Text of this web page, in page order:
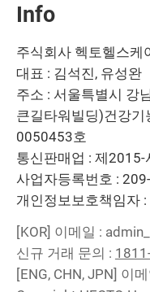
Info
주식회사 헥토헬스케
대표 : 김석진, 유성완
주소 : 서울특별시 강
큰길타워빌딩)건강기
0050453호
통신판매업 : 제
사업자등록번호 :
개인정보보호책임자 :
[KOR] 이메일 :
신규 거래 문의 :
[ENG, CHN, JPN] 이